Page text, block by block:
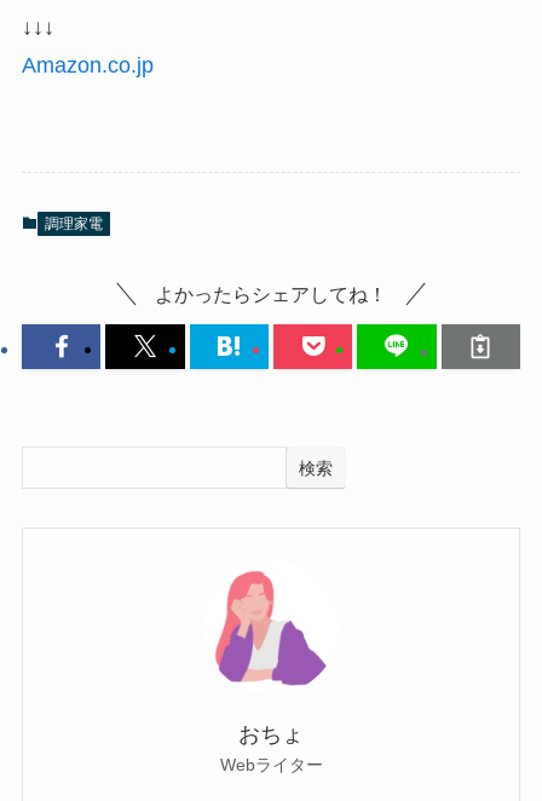
↓↓↓
Amazon.co.jp
調理家電
よかったらシェアしてね！
検索
おちょ
Webライター